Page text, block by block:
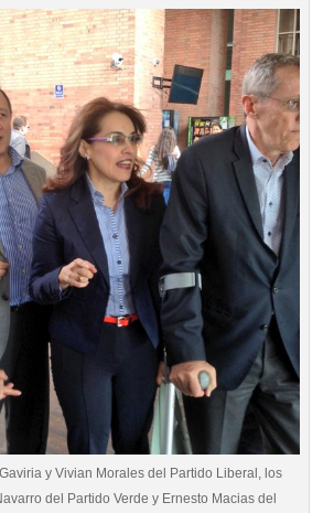
y Vivian Morales del Partido Liberal, los
del Partido Verde y Ernesto Macias del